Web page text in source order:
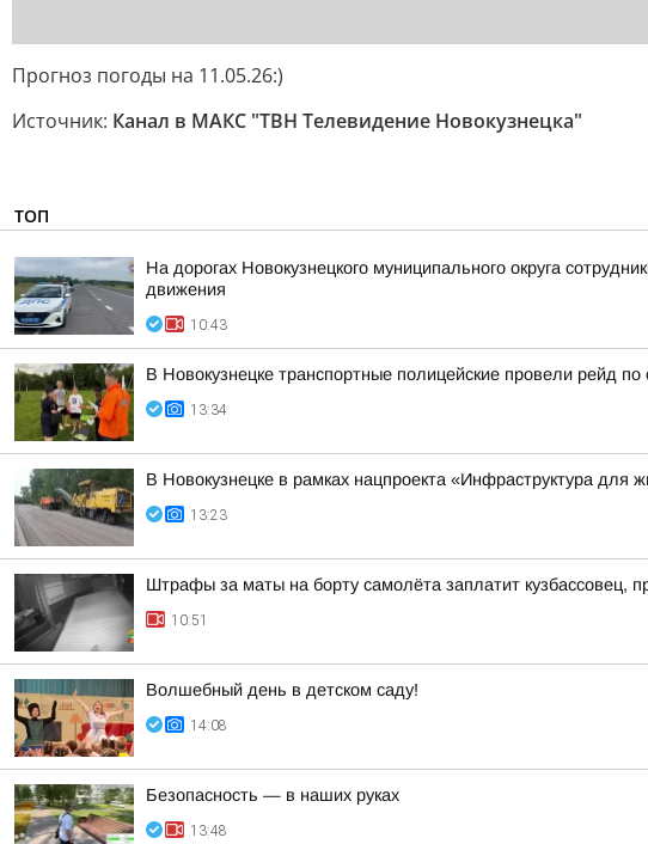
Прогноз погоды на 11.05.26:)
Источник: Канал в МАКС "ТВН Телевидение Новокузнецка"
ТОП
На дорогах Новокузнецкого муниципального округа
движения
10:43
В Новокузнецке транспортные полицейские провели рейд
13:34
В Новокузнецке в рамках нацпроекта «Инфраструктура для
13:23
Штрафы за маты на борту самолёта заплатит кузбассовец,
10:51
Волшебный день в детском саду!
14:08
Безопасность — в наших руках
13:48